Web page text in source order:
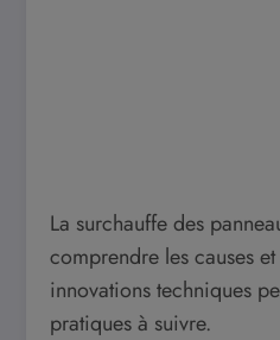
La surchauffe des
comprendre les causes
innovations techniques
pratiques à suivre.